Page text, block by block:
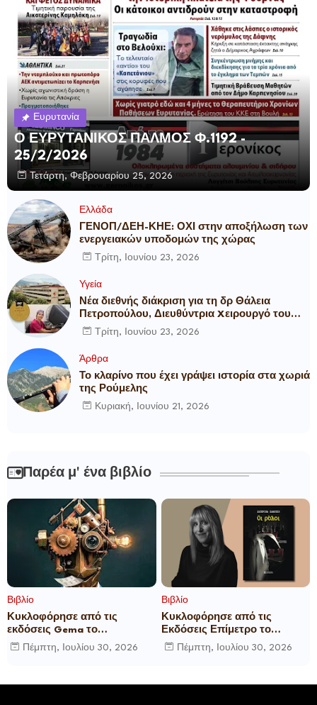
Ευρυτανία
Ο ΕΥΡΥΤΑΝΙΚΟΣ ΠΑΛΜΟΣ Φ.1192 -
25/2/2026
Τετάρτη, Φεβρουαρίου 25, 2026
Ελλάδα
ΓΕΝΟΠ/ΔΕΗ-ΚΗΕ: ΟΧΙ στην αποξήλωση των
ενεργειακών υποδομών της χώρας
Τρίτη, Ιουνίου 23, 2026
Υγεία
Νέα διεθνής διάκριση για τη δρ Θάλεια
Πετροπούλου, Διευθύντρια Xειρουργό του
Metropolitan General
Τρίτη, Ιουνίου 23, 2026
Άρθρα
Το κλαρίνο που έχει γράψει ιστορία στα χωριά
της Ρούμελης
Κυριακή, Ιουνίου 21, 2026
Παρέα μ' ένα βιβλίο
Βιβλίο
Κυκλοφόρησε από τις
εκδόσεις Gema το
μυθιστόρημα του γνωστού
δημοσιογράφου Γεώργιου Θ.
Πέμπτη, Ιουλίου 30, 2026
Βιβλίο
Κυκλοφόρησε από τις
Εκδόσεις Επίμετρο το
αστυνομικό μυθιστόρημα της
Κατερίνας Πανούση Οι ρόλοι
Πέμπτη, Ιουλίου 30, 2026